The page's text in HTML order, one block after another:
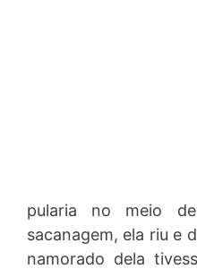
pularia no meio
sacanagem, ela riu e
namorado dela